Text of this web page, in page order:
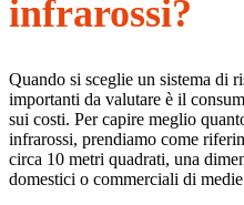
infrarossi?
Quando si sceglie un sistema di
importanti da valutare è il
sui costi. Per capire meglio
infrarossi, prendiamo come
circa 10 metri quadrati, una
domestici o commerciali di